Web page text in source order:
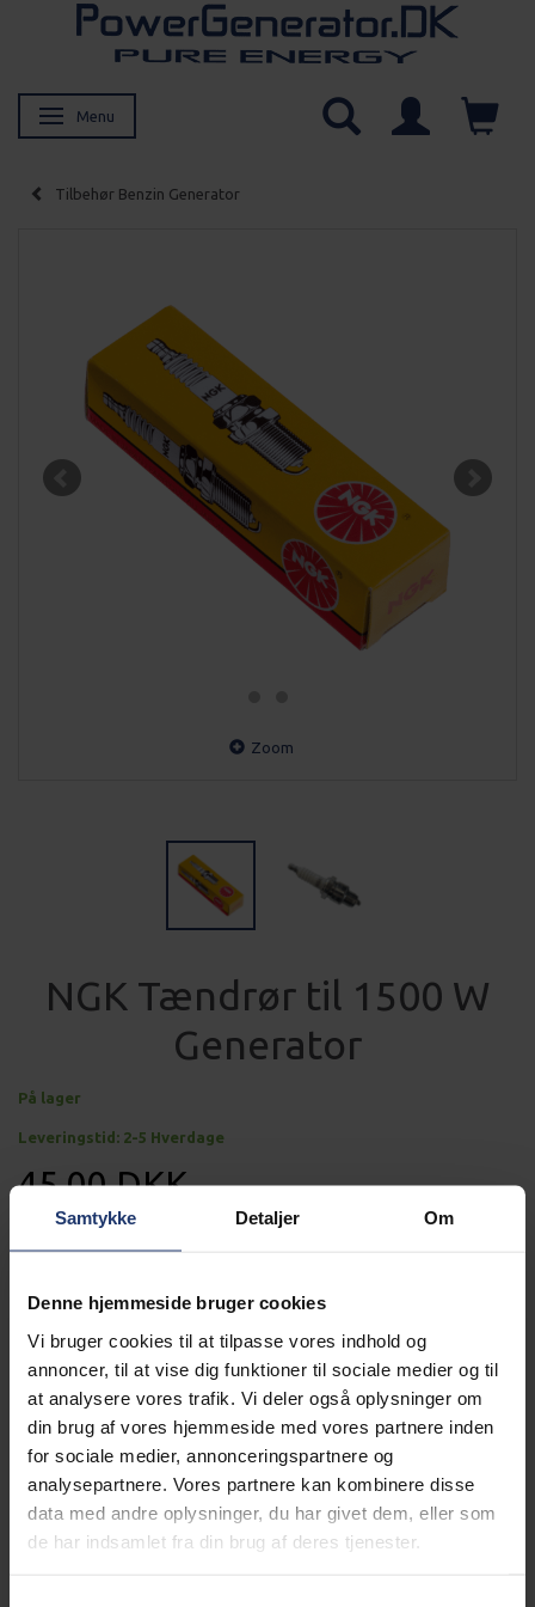
Samtykke Detaljer Om
Denne hjemmeside bruger cookies
Vi bruger cookies til at tilpasse vores indhold og
annoncer, til at vise dig funktioner til sociale medier og til
at analysere vores trafik. Vi deler også oplysninger om
din brug af vores hjemmeside med vores partnere inden
for sociale medier, annonceringspartnere og
analysepartnere. Vores partnere kan kombinere disse
data med andre oplysninger, du har givet dem, eller som
de har indsamlet fra din brug af deres tjenester.
Skifte navigation
Menu
Tilbehør Benzin Generator
Zoom
NGK Tændrør til 1500 W
Generator
På lager
Leveringstid: 2-5 Hverdage
45,00 DKK
36,00 DKK
Læg i kurv
NGK kvalitets tændrør til 1500 W Generator
Mere information
Alle Generatorer leveres gratis
Læs mere